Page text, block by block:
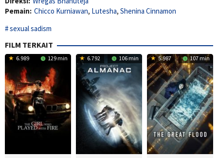
Pemain: Chicco Kurniawan, Lutesha, Shenina Cinnamon
sexual sadism
FILM TERKAIT
6.989 129 min 6.792 106 min 5.987 107 min